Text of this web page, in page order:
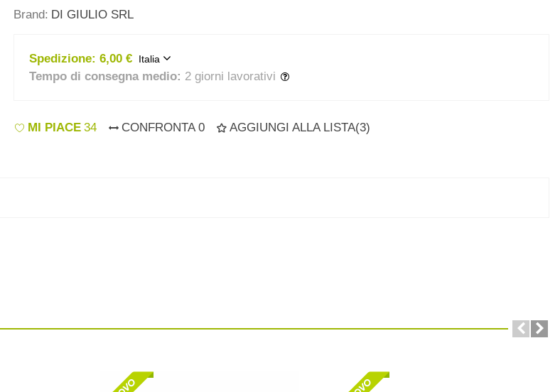
Brand: DI GIULIO SRL
Spedizione: 6,00 € Italia
Tempo di consegna medio: 2 giorni lavorativi
MI PIACE 34 CONFRONTA 0 AGGIUNGI ALLA LISTA(3)